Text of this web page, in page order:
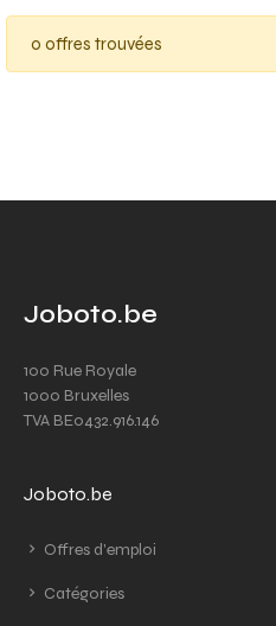
0 offres trouvées
Joboto.be
100 Rue Royale
1000 Bruxelles
TVA BE0432.916.146
Joboto.be
Offres d'emploi
Catégories